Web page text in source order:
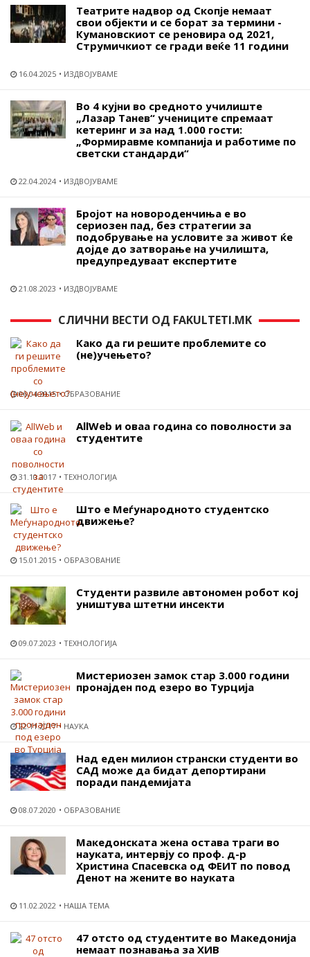
Театрите надвор од Скопје немаат
свои објекти и се борат за термини -
Кумановскиот се реновира од 2021,
Струмичкиот се гради веќе 11 години
16.04.2025 ИЗДВОЈУВАМЕ
Во 4 кујни во средното училиште
„Лазар Танев“ учениците спремаат
кетеринг и за над 1.000 гости:
„Формиравме компанија и работиме по
светски стандарди“
22.04.2024 ИЗДВОЈУВАМЕ
Бројот на новороденчиња е во
сериозен пад, без стратегии за
подобрување на условите за живот ќе
дојде до затворање на училишта,
предупредуваат експертите
21.08.2023 ИЗДВОЈУВАМЕ
СЛИЧНИ ВЕСТИ ОД FAKULTETI.MK
Како да ги решите проблемите со
(не)учењето?
06.04.2015 ОБРАЗОВАНИЕ
AllWeb и оваа година со поволности за
студентите
31.10.2017 ТЕХНОЛОГИЈА
Што е Меѓународното студентско
движење?
15.01.2015 ОБРАЗОВАНИЕ
Студенти развиле автономен робот кој
уништува штетни инсекти
09.07.2023 ТЕХНОЛОГИЈА
Мистериозен замок стар 3.000 години
пронајден под езеро во Турција
22.11.2017 НАУКА
Над еден милион странски студенти во
САД може да бидат депортирани
поради пандемијата
08.07.2020 ОБРАЗОВАНИЕ
Македонската жена остава траги во
науката, интервју со проф. д-р
Христина Спасевска од ФЕИТ по повод
Денот на жените во науката
11.02.2022 НАША ТЕМА
47 отсто од студентите во Македонија
немаат познавања за ХИВ